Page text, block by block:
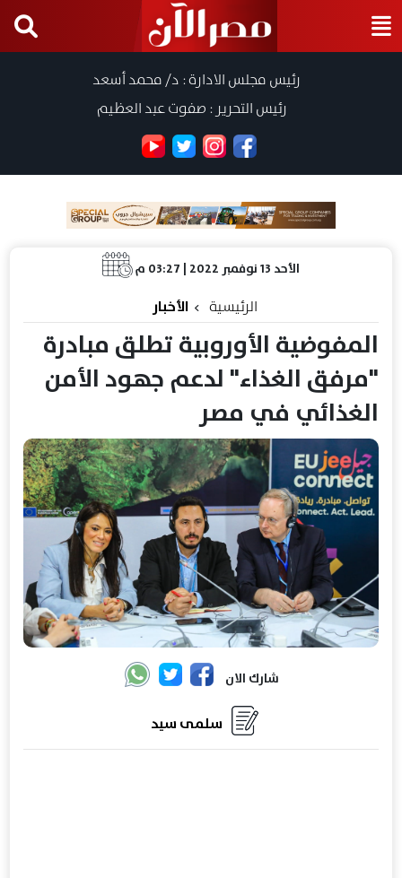
رئيس مجلس الادارة : د/ محمد أسعد
رئيس التحرير : صفوت عبد العظيم
الأحد 13 نوفمبر 2022 | 03:27 م
الرئيسية الأخبار
المفوضية الأوروبية تطلق مبادرة
"مرفق الغذاء" لدعم جهود الأمن
الغذائي في مصر
شارك الان
سلمى سيد